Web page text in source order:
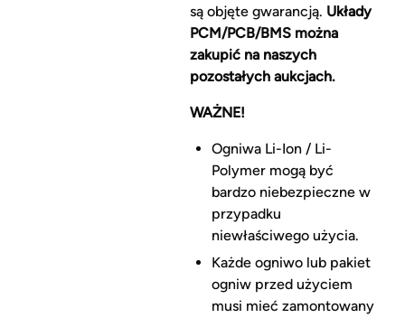
są objęte gwarancją. Układy
PCM/PCB/BMS można
zakupić na naszych
pozostałych aukcjach.
WAŻNE!
Ogniwa Li-Ion / Li-
Polymer mogą być
bardzo niebezpieczne w
przypadku
niewłaściwego użycia.
Każde ogniwo lub pakiet
ogniw przed użyciem
musi mieć zamontowany